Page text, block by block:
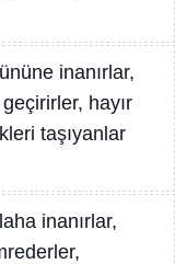
inanırlar,
hayır
taşıyanlar
inanırlar,